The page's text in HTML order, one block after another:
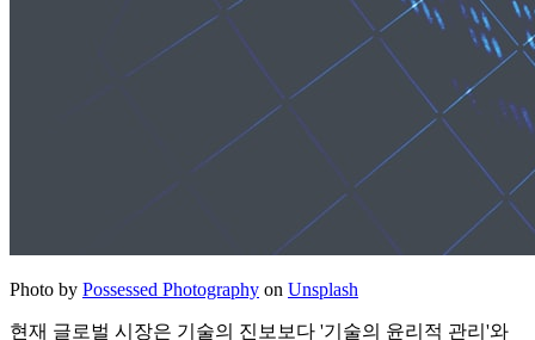
Photo by Possessed Photography on Unsplash
현재 글로벌 시장은 기술의 진보보다 '기술의 윤리적 관리'와